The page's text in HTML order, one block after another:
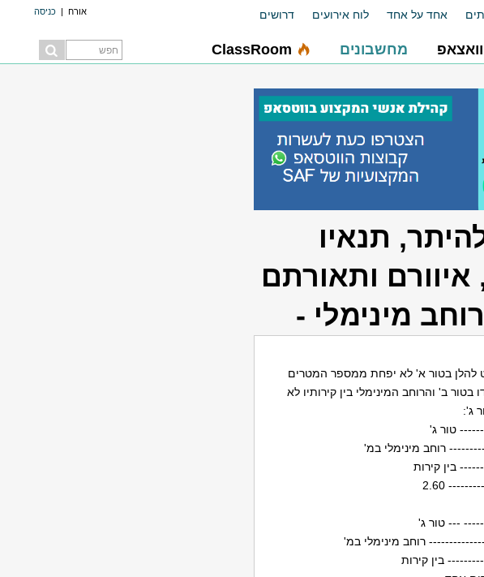
אורח | כניסה אחד על אחד לוח אירועים דרושים
וואצאפ מחשבונים ClassRoom
תנאיו
ותאורתם
מינימלי -
להלן בטור א' לא יפחת ממספר המטרים
ב' והרוחב המינימלי בין קירותיו לא
ג':
טור ג'
רוחב מינימלי במ'
בין קירות
--- טור ג'
רוחב מינימלי במ'
בין קירות